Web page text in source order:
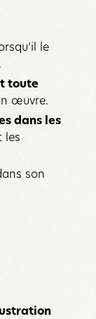
le
toute
œuvre.
dans les
les
son